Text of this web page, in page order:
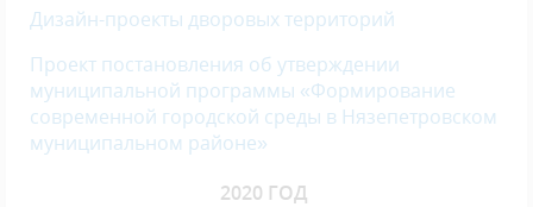
Дизайн-проекты дворовых территорий
Проект постановления об утверждении
муниципальной программы «Формирование
современной городской среды в Нязепетровском
муниципальном районе»
2020 ГОД